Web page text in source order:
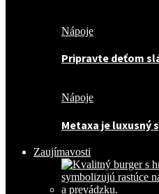
Nápoje
Pripravte deťom
Nápoje
Metaxa je luxusný
Zaujímavosti